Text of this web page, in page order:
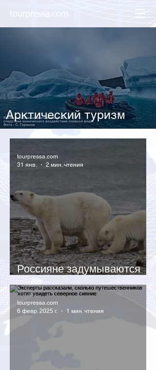
tourpressa.com
Арктический туризм
Россияне задумываются
об отпуске в Арктике
tourpressa.com
31 янв.
2 мин. чтения
tourpressa.com
6 февр. 2025 г.
1 мин. чтения